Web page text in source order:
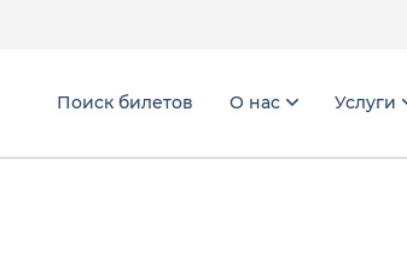
Поиск билетов О нас Услуги